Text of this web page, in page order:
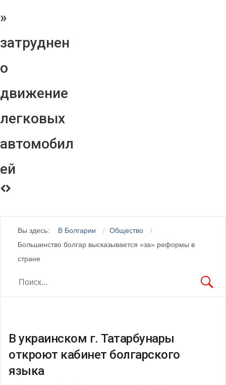
»
затруднен
о
движение
легковых
автомобил
ей
Вы здесь: В Болгарии
Общество
Большинство болгар высказывается «за» реформы в
стране
В украинском г. Татарбунары
откроют кабинет болгарского
языка